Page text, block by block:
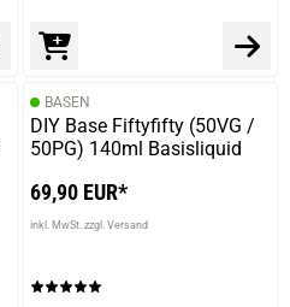
BASEN
DIY Base Fiftyfifty (50VG /
50PG) 140ml Basisliquid
69,90 EUR*
inkl. MwSt. zzgl. Versand